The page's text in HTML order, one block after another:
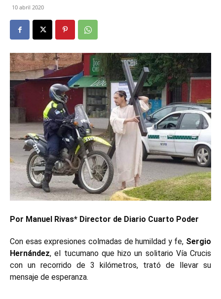
10 abril 2020
Por Manuel Rivas* Director de Diario Cuarto Poder
Con esas expresiones colmadas de humildad y fe, Sergio
Hernández, el tucumano que hizo un solitario Vía Crucis
con un recorrido de 3 kilómetros, trató de llevar su
mensaje de esperanza.